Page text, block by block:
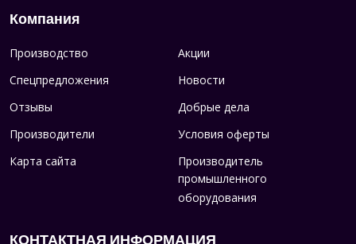
Компания
Производство
Акции
Спецпредложения
Новости
Отзывы
Добрые дела
Производители
Условия оферты
Карта сайта
Производитель
промышленного
оборудования
КОНТАКТНАЯ ИНФОРМАЦИЯ